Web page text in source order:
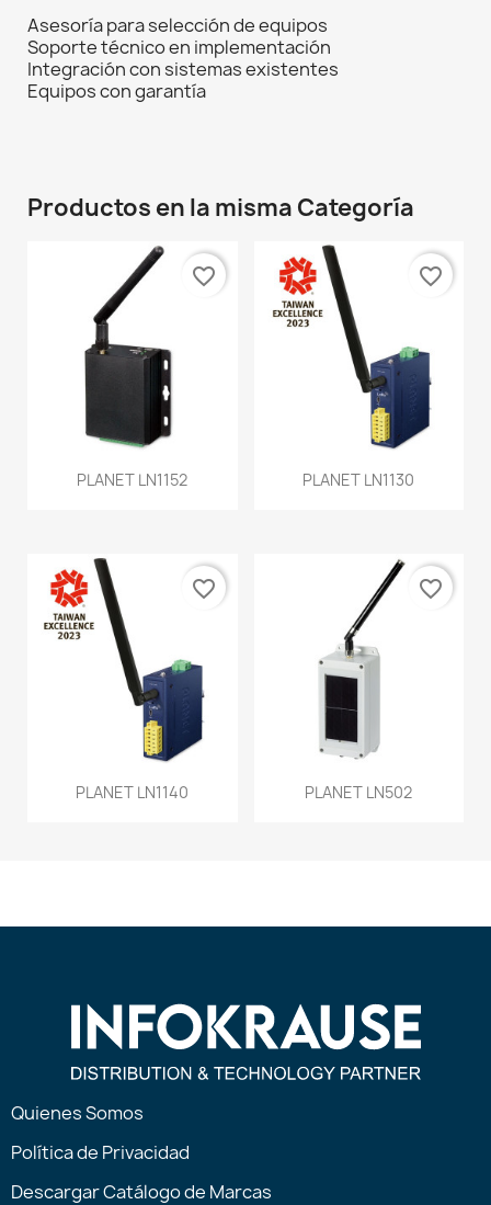
Asesoría para selección de equipos
Soporte técnico en implementación
Integración con sistemas existentes
Equipos con garantía
Productos en la misma Categoría
PLANET LN1152
favorite_border
PLANET LN1130
favorite_border
PLANET LN1140
favorite_border
PLANET LN502
favorite_border
Quienes Somos
Política de Privacidad
Descargar Catálogo de Marcas